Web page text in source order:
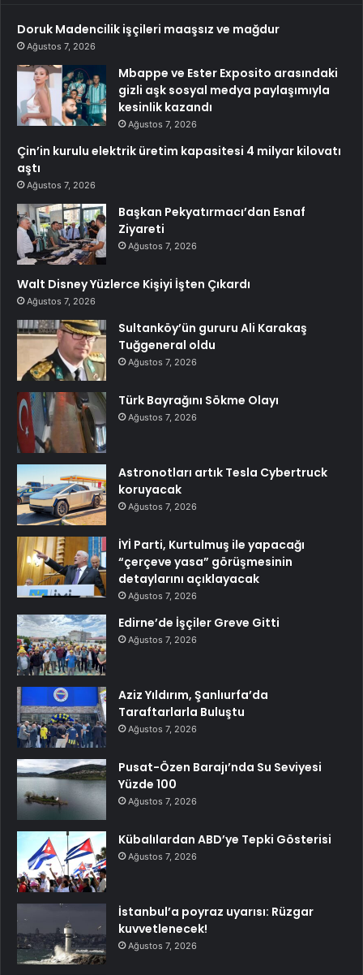
Doruk Madencilik işçileri maaşsız ve mağdur
Ağustos 7, 2026
Mbappe ve Ester Exposito arasındaki
gizli aşk sosyal medya paylaşımıyla
kesinlik kazandı
Ağustos 7, 2026
Çin’in kurulu elektrik üretim kapasitesi 4 milyar kilovatı
aştı
Ağustos 7, 2026
Başkan Pekyatırmacı’dan Esnaf
Ziyareti
Ağustos 7, 2026
Walt Disney Yüzlerce Kişiyi İşten Çıkardı
Ağustos 7, 2026
Sultanköy’ün gururu Ali Karakaş
Tuğgeneral oldu
Ağustos 7, 2026
Türk Bayrağını Sökme Olayı
Ağustos 7, 2026
Astronotları artık Tesla Cybertruck
koruyacak
Ağustos 7, 2026
İYİ Parti, Kurtulmuş ile yapacağı
“çerçeve yasa” görüşmesinin
detaylarını açıklayacak
Ağustos 7, 2026
Edirne’de İşçiler Greve Gitti
Ağustos 7, 2026
Aziz Yıldırım, Şanlıurfa’da
Taraftarlarla Buluştu
Ağustos 7, 2026
Pusat-Özen Barajı’nda Su Seviyesi
Yüzde 100
Ağustos 7, 2026
Kübalılardan ABD’ye Tepki Gösterisi
Ağustos 7, 2026
İstanbul’a poyraz uyarısı: Rüzgar
kuvvetlenecek!
Ağustos 7, 2026